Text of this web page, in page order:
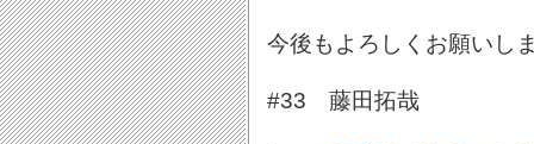
今後もよろしくお願いし
#33 藤田拓哉